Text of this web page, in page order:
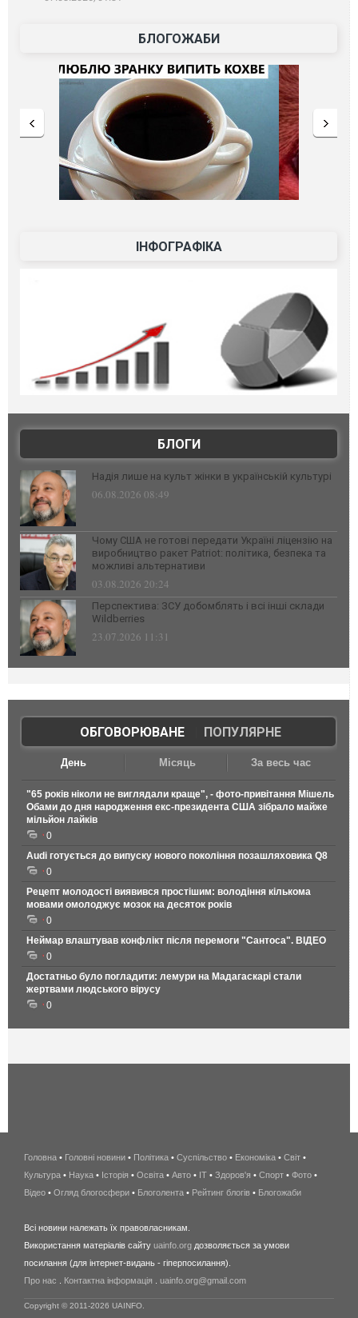
БЛОГОЖАБИ
ІНФОГРАФІКА
БЛОГИ
Надія лише на культ жінки в українській культурі
06.08.2026 08:49
Чому США не готові передати Україні ліцензію на
виробництво ракет Patriot: політика, безпека та
можливі альтернативи
03.08.2026 20:24
Перспектива: ЗСУ добомблять і всі інші склади
Wildberries
23.07.2026 11:31
ОБГОВОРЮВАНЕ| ПОПУЛЯРНЕ
День Місяць За весь час
"65 років ніколи не виглядали краще", - фото-привітання Мішель
Обами до дня народження екс-президента США зібрало майже
мільйон лайків
0
Audi готується до випуску нового покоління позашляховика Q8
0
Рецепт молодості виявився простішим: володіння кількома
мовами омолоджує мозок на десяток років
0
Неймар влаштував конфлікт після перемоги "Сантоса". ВІДЕО
0
Достатньо було погладити: лемури на Мадагаскарі стали
жертвами людського вірусу
0
беспроводной
интернет
киев
wimax
в
Головна • Головні новини • Політика • Суспільство • Економіка • Світ •
Культура • Наука • Історія • Освіта • Авто • IT • Здоров'я • Спорт • Фото •
Відео • Огляд блогосфери • Блоголента • Рейтинг блогів • Блогожаби
Всі новини належать їх правовласникам.
Використання матеріалів сайту uainfo.org дозволяється за умови
посилання (для інтернет-видань - гіперпосилання).
Про нас
Контактна інформація uainfo.org@gmail.com
Copyright © 2011-2026 UAINFO.